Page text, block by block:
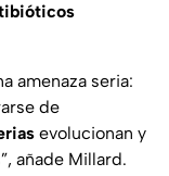
amenaza seria:
de
evolucionan y
añade Millard.